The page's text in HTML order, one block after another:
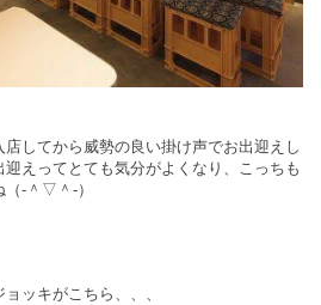
してから威勢の良い掛け声でお出迎えし
えってとても気分がよくなり、こっちも
‐＾▽＾‐）
ッキがこちら、、、